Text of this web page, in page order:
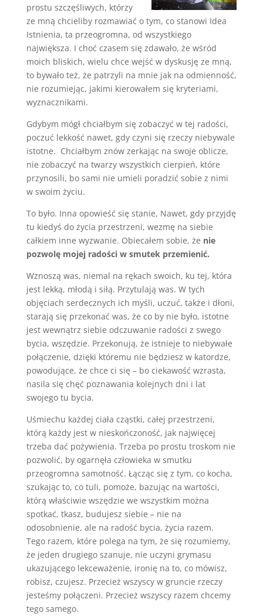
prostu szczęśliwych, którzy
ze mną chcieliby rozmawiać o tym, co stanowi Idea
Istnienia, ta przeogromna, od wszystkiego
największa. I choć czasem się zdawało, że wśród
moich bliskich, wielu chce wejść w dyskusję ze mną,
to bywało też, że patrzyli na mnie jak na odmienność,
nie rozumiejąc, jakimi kierowałem się kryteriami,
wyznacznikami.
Gdybym mógł chciałbym się zobaczyć w tej radości,
poczuć lekkość nawet, gdy czyni się rzeczy niebywale
istotne. Chciałbym znów zerkając na swoje oblicze,
nie zobaczyć na twarzy wszystkich cierpień, które
przynosili, bo sami nie umieli poradzić sobie z nimi
w swoim życiu.
To było. Inna opowieść się stanie, Nawet, gdy przyjdę
tu kiedyś do życia przestrzeni, wezmę na siebie
całkiem inne wyzwanie. Obiecałem sobie, że nie
pozwolę mojej radości w smutek przemienić.
Wznoszą was, niemal na rękach swoich, ku tej, która
jest lekką, młodą i siłą. Przytulają was. W tych
objęciach serdecznych ich myśli, uczuć, także i dłoni,
starają się przekonać was, że co by nie było, istotne
jest wewnątrz siebie odczuwanie radości z swego
bycia, wszędzie. Przekonują, że istnieje to niebywałe
połączenie, dzięki któremu nie będziesz w katordze,
powodujące, że chce ci się – bo ciekawość wzrasta,
nasila się chęć poznawania kolejnych dni i lat
swojego tu bycia.
Uśmiechu każdej ciała cząstki, całej przestrzeni,
którą każdy jest w nieskończoność, jak najwięcej
trzeba dać pożywienia. Trzeba po prostu troskom nie
pozwolić, by ogarnęła człowieka w smutku
przeogromna samotność. Łącząc się z tym, co kocha,
szukając to, co tuli, pomoże, bazując na wartości,
którą właściwie wszędzie we wszystkim można
spotkać, tkasz, budujesz siebie – nie na
odosobnienie, ale na radość bycia, życia razem.
Tego razem, które polega na tym, że się rozumiemy,
że jeden drugiego szanuje, nie uczyni grymasu
ukazującego lekceważenie, ironię na to, co mówisz,
robisz, czujesz. Przecież wszyscy w gruncie rzeczy
jesteśmy połączeni. Przecież wszyscy razem chcemy
tego samego.